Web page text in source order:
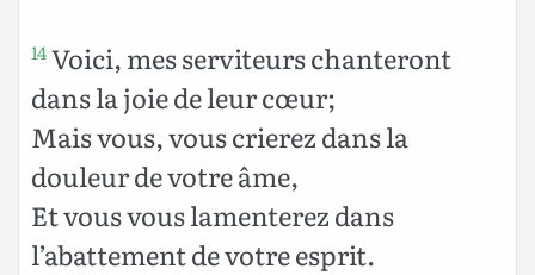
14Voici, mes serviteurs chanteront
dans la joie de leur cœur;
Mais vous, vous crierez dans la
douleur de votre âme,
Et vous vous lamenterez dans
l’abattement de votre esprit.